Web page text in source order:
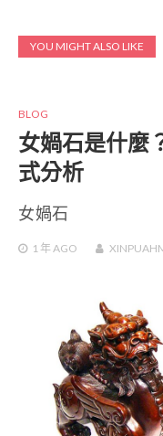
YOU MIGHT ALSO LIKE
BLOG
女媧石是什麼
式分析
女媧石
1 年 AGO